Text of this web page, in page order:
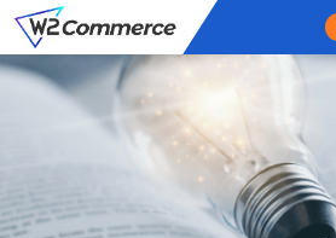
サービス
PRICE
料金